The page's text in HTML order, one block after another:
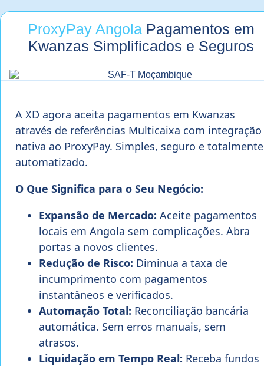
ProxyPay Angola Pagamentos em
Kwanzas Simplificados e Seguros
A XD agora aceita pagamentos em Kwanzas
através de referências Multicaixa com integração
nativa ao ProxyPay. Simples, seguro e totalmente
automatizado.
O Que Significa para o Seu Negócio:
Expansão de Mercado: Aceite pagamentos
locais em Angola sem complicações. Abra
portas a novos clientes.
Redução de Risco: Diminua a taxa de
incumprimento com pagamentos
instantâneos e verificados.
Automação Total: Reconciliação bancária
automática. Sem erros manuais, sem
atrasos.
Liquidação em Tempo Real: Receba fundos